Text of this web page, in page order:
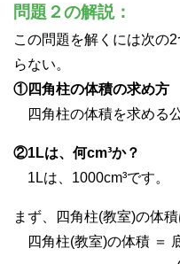
問題２の解説：
この問題を解くには次の
らない。
①四角柱の体積の求め方
四角柱の体積を求める
②1Lは、何cm³か？
1Lは、1000cm³です。
まず、四角柱(教室)の体
四角柱(教室)の体積 ＝